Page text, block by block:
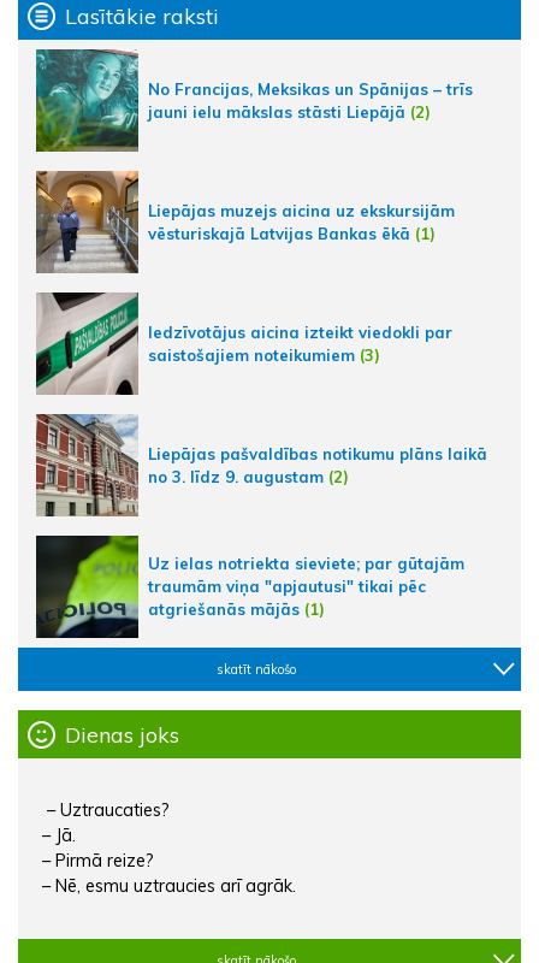
Lasītākie raksti
No Francijas, Meksikas un Spānijas – trīs
jauni ielu mākslas stāsti Liepājā (2)
Liepājas muzejs aicina uz ekskursijām
vēsturiskajā Latvijas Bankas ēkā (1)
Iedzīvotājus aicina izteikt viedokli par
saistošajiem noteikumiem (3)
Liepājas pašvaldības notikumu plāns laikā
no 3. līdz 9. augustam (2)
Uz ielas notriekta sieviete; par gūtajām
traumām viņa "apjautusi" tikai pēc
atgriešanās mājās (1)
skatīt nākošo
Dienas joks
– Uztraucaties?
– Jā.
– Pirmā reize?
– Nē, esmu uztraucies arī agrāk.